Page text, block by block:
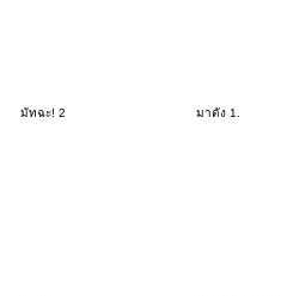
มัทฉะ! 2 มาตัง 1.